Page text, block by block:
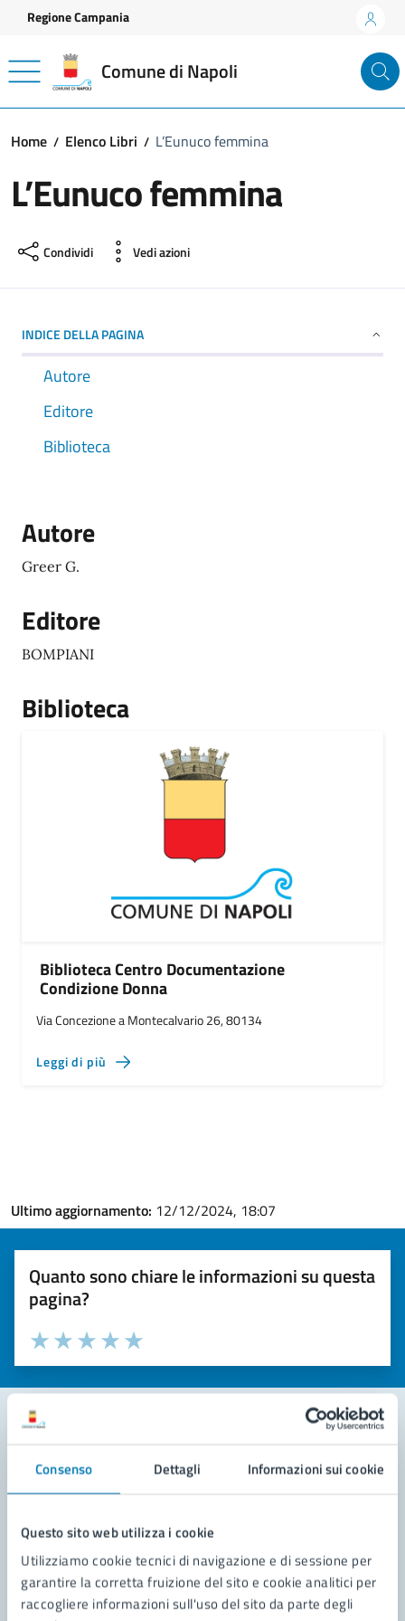
Consenso Dettagli Informazioni sui cookie
Questo sito web utilizza i cookie
Utilizziamo cookie tecnici di navigazione e di sessione per
garantire la corretta fruizione del sito e cookie analitici per
raccogliere informazioni sull'uso del sito da parte degli
Vai ai contenuti
Vai al footer
Regione Campania
Comune di Napoli
Home Elenco Libri L’Eunuco femmina
L’Eunuco femmina
Condividi Vedi azioni
INDICE DELLA PAGINA
Autore
Editore
Biblioteca
Autore
Greer G.
Editore
BOMPIANI
Biblioteca
Biblioteca Centro Documentazione
Condizione Donna
Via Concezione a Montecalvario 26, 80134
Leggi di più
Ultimo aggiornamento: 12/12/2024, 18:07
Quanto sono chiare le informazioni su questa
pagina?
Valuta la chiarezza delle informazioni (da 1 a 5 stelle)
Seleziona il numero di stelle per valutare la chiarezza delle
Valuta 5 stelle su 5
Valuta 4 stelle su 5
Valuta 3 stelle su 5
Valuta 2 stelle su 5
Valuta 1 stelle su 5
Contatta il comune
Leggi le domande frequenti
Richiedi assistenza
Prenota appuntamento